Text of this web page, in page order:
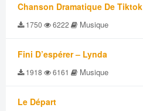
Chanson Dramatique De Tiktok
1750 6222 Musique
Fini D’espérer – Lynda
1918 6161 Musique
Le Départ